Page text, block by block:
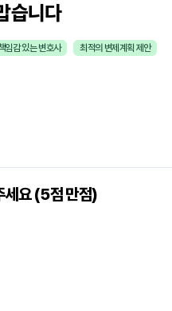
습니다
임감 있는 변호사 최적의 변제계획 제안
세요 (5점 만점)